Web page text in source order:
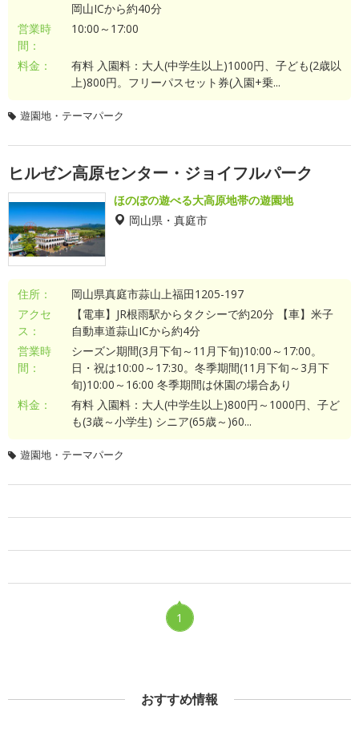
岡山ICから約40分
営業時
間：
10:00～17:00
料金：
有料 入園料：大人(中学生以上)1000円、子ども(2歳以
上)800円。フリーパスセット券(入園+乗...
遊園地・テーマパーク
ヒルゼン高原センター・ジョイフルパーク
ほのぼの遊べる大高原地帯の遊園地
岡山県・真庭市
住所：
岡山県真庭市蒜山上福田1205-197
アクセ
ス：
【電車】JR根雨駅からタクシーで約20分 【車】米子
自動車道蒜山ICから約4分
営業時
間：
シーズン期間(3月下旬～11月下旬)10:00～17:00。
日・祝は10:00～17:30。冬季期間(11月下旬～3月下
旬)10:00～16:00 冬季期間は休園の場合あり
料金：
有料 入園料：大人(中学生以上)800円～1000円、子ど
も(3歳～小学生) シニア(65歳～)60...
遊園地・テーマパーク
1
おすすめ情報